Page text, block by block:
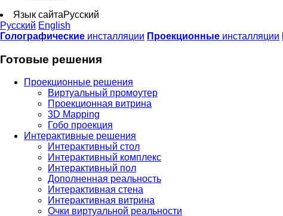
Язык сайтаРусский
Русский English
Голографические инсталляции Проекционные инсталляции
Готовые решения
Проекционные решения
Виртуальный промоутер
Проекционная витрина
3D Mapping
Гобо проекция
Интерактивные решения
Интерактивный стол
Интерактивный комплекс
Интерактивный пол
Дополненная реальность
Интерактивная стена
Интерактивная витрина
Очки виртуальной реальности